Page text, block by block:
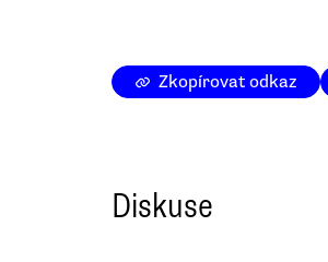
Zkopírovat odkaz
Diskuse